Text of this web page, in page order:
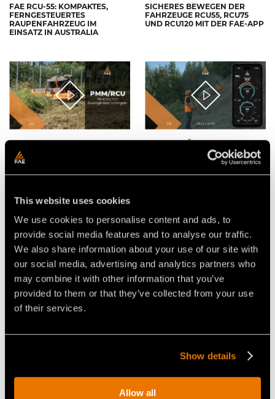
This website uses cookies
We use cookies to personalise content and ads, to
provide social media features and to analyse our traffic.
We also share information about your use of our site with
our social media, advertising and analytics partners who
may combine it with other information that you’ve
provided to them or that they’ve collected from your use
of their services.
Show details
Allow all
FAE RCU-55: KOMPAKTES,
FERNGESTEUERTES
RAUPENFAHRZEUG IM
EINSATZ IN AUSTRALIA
SICHERES BEWEGEN DER
FAHRZEUGE RCU55, RCU75
UND RCU120 MIT DER FAE-APP
MULCHER MIT BEWEGLICHEN
SCHLEGELN PMM/RCU75 FÜR
FERNGESTEUERTES
VON FAE
FAE-APP FÜR
FUNKFERNGESTEUERTE
RAUPENFAHRZEUGE RCU
DAS KOMPAKTE UND
LEISTUNGSSTARKE
FERNGESTEUERTE
RAUPENFAHRZEUG
FAE RCU75 FERNGESTEUERTE
RAUPENFAHRZEUGE, DIE